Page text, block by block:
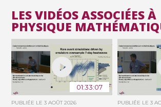
LES VIDÉOS ASSOCIÉES À
PHYSIQUE
01:33:07
PUBLIÉE LE3 AOÛT 2026 PUBLIÉE LE 3